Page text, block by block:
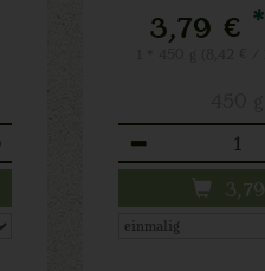
3,79 € *
Anzahl
3,79